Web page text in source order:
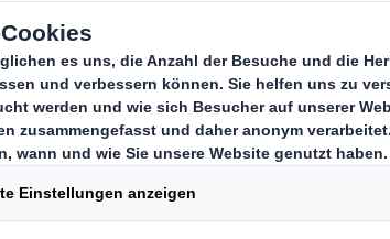
was in